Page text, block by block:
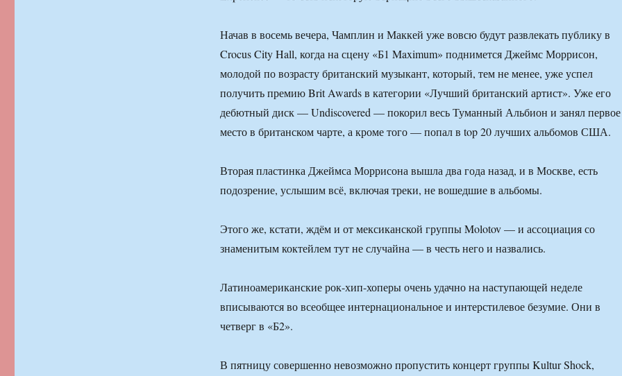
Начав в восемь вечера, Чамплин и Маккей уже вовсю будут развлекать публику в
Crocus City Hall, когда на сцену «Б1 Maximum» поднимется Джеймс Моррисон,
молодой по возрасту британский музыкант, который, тем не менее, уже успел
получить премию Brit Awards в категории «Лучший британский артист». Уже его
дебютный диск — Undiscovered — покорил весь Туманный Альбион и занял первое
место в британском чарте, а кроме того — попал в top 20 лучших альбомов США.
Вторая пластинка Джеймса Моррисона вышла два года назад, и в Москве, есть
подозрение, услышим всё, включая треки, не вошедшие в альбомы.
Этого же, кстати, ждём и от мексиканской группы Molotov — и ассоциация со
знаменитым коктейлем тут не случайна — в честь него и назвались.
Латиноамериканские рок-хип-хоперы очень удачно на наступающей неделе
вписываются во всеобщее интернациональное и интерстилевое безумие. Они в
четверг в «Б2».
В пятницу совершенно невозможно пропустить концерт группы Kultur Shock,